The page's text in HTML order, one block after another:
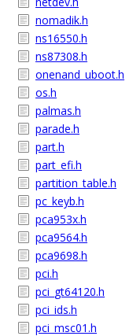
nomadik.h
ns16550.h
ns87308.h
onenand_uboot.h
os.h
palmas.h
parade.h
part.h
part_efi.h
partition_table.h
pc_keyb.h
pca953x.h
pca9564.h
pca9698.h
pci.h
pci_gt64120.h
pci_ids.h
pci_msc01.h